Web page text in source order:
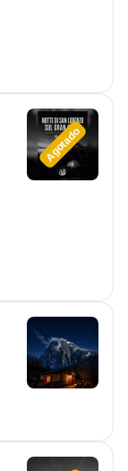
Agotado